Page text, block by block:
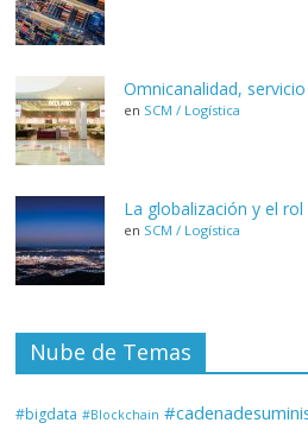
Omnicanalidad,
en SCM / Logística
La globalización y el rol
en SCM / Logística
Nube de Temas
#bigdata #Blockchain